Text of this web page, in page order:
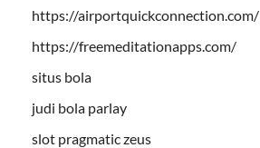
https://airportquickconnection.com/
https://freemeditationapps.com/
situs bola
judi bola parlay
slot pragmatic zeus